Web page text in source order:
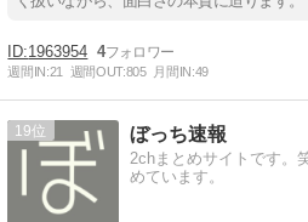
1963954 4
週間IN:21 週間OUT:805 月間IN:49
19 ぼっち速報
2chまとめサイトです。
めています。